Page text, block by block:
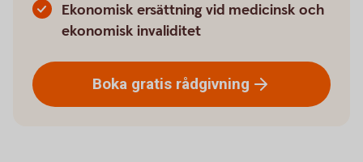
Ekonomisk ersättning vid medicinsk och
ekonomisk invaliditet
Boka gratis rådgivning